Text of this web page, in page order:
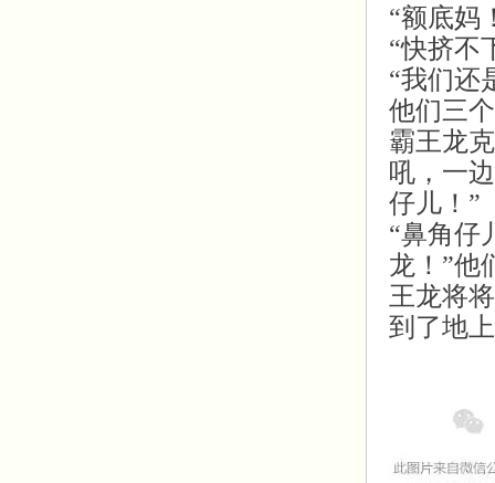
“额底妈
“快挤不
“我们还
他们三
霸王龙
吼，一
仔儿！”
“鼻角仔
龙！”他
王龙将
到了地